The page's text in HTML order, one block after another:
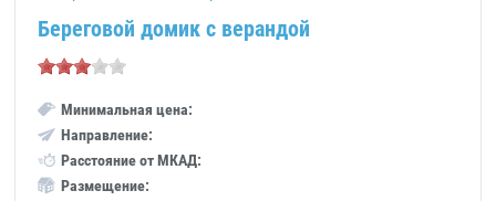
Береговой домик с верандой
Минимальная цена:
Направление:
Расстояние от МКАД:
Размещение: